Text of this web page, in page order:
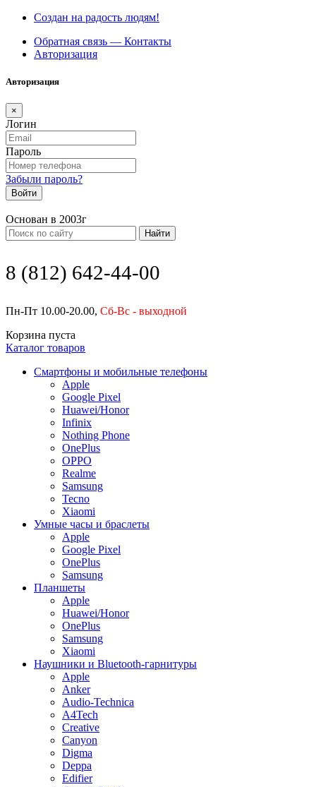
Создан на радость людям!
Обратная связь — Контакты
Авторизация
Авторизация
×
Логин
Пароль
Забыли пароль?
Войти
Основан в 2003г
Найти
8 (812) 642-44-00
Пн-Пт 10.00-20.00, Сб-Вс - выходной
Корзина пуста
Каталог товаров
Смартфоны и мобильные телефоны
Apple
Google Pixel
Huawei/Honor
Infinix
Nothing Phone
OnePlus
OPPO
Realme
Samsung
Tecno
Xiaomi
Умные часы и браслеты
Apple
Google Pixel
OnePlus
Samsung
Планшеты
Apple
Huawei/Honor
OnePlus
Samsung
Xiaomi
Наушники и Bluetooth-гарнитуры
Apple
Anker
Audio-Technica
A4Tech
Creative
Canyon
Digma
Deppa
Edifier